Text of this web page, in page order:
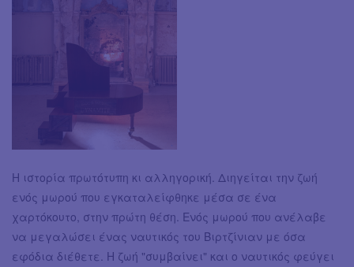
Η ιστορία πρωτότυπη κι αλληγορική. Διηγείται την ζωή
ενός μωρού που εγκαταλείφθηκε μέσα σε ένα
χαρτόκουτο, στην πρώτη θέση. Ενός μωρού που ανέλαβε
να μεγαλώσει ένας ναυτικός του Βιρτζίνιαν με όσα
εφόδια διέθετε. Η ζωή "συμβαίνει" και ο ναυτικός φεύγει